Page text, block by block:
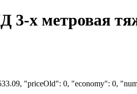
3-х метровая
"priceOld": 0, "economy": 0,